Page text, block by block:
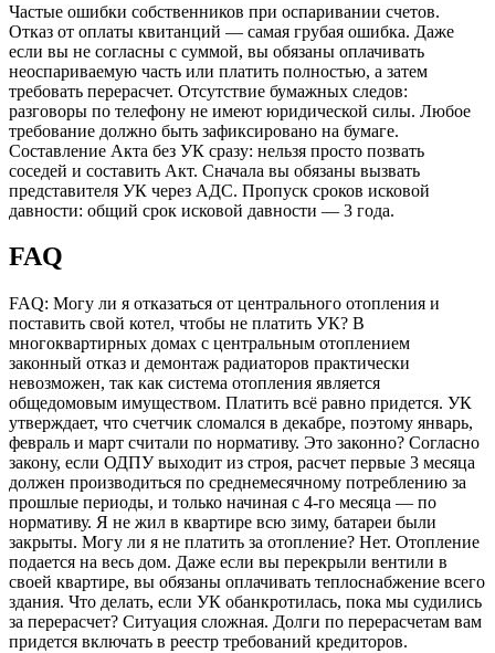
Частые ошибки собственников при оспаривании счетов.
Отказ от оплаты квитанций — самая грубая ошибка. Даже
если вы не согласны с суммой, вы обязаны оплачивать
неоспариваемую часть или платить полностью, а затем
требовать перерасчет. Отсутствие бумажных следов:
разговоры по телефону не имеют юридической силы. Любое
требование должно быть зафиксировано на бумаге.
Составление Акта без УК сразу: нельзя просто позвать
соседей и составить Акт. Сначала вы обязаны вызвать
представителя УК через АДС. Пропуск сроков исковой
давности: общий срок исковой давности — 3 года.
FAQ
FAQ: Могу ли я отказаться от центрального отопления и
поставить свой котел, чтобы не платить УК? В
многоквартирных домах с центральным отоплением
законный отказ и демонтаж радиаторов практически
невозможен, так как система отопления является
общедомовым имуществом. Платить всё равно придется. УК
утверждает, что счетчик сломался в декабре, поэтому январь,
февраль и март считали по нормативу. Это законно? Согласно
закону, если ОДПУ выходит из строя, расчет первые 3 месяца
должен производиться по среднемесячному потреблению за
прошлые периоды, и только начиная с 4-го месяца — по
нормативу. Я не жил в квартире всю зиму, батареи были
закрыты. Могу ли я не платить за отопление? Нет. Отопление
подается на весь дом. Даже если вы перекрыли вентили в
своей квартире, вы обязаны оплачивать теплоснабжение всего
здания. Что делать, если УК обанкротилась, пока мы судились
за перерасчет? Ситуация сложная. Долги по перерасчетам вам
придется включать в реестр требований кредиторов.